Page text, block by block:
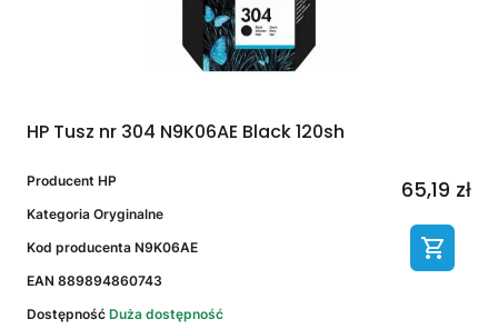
HP Tusz nr 304 N9K06AE Black 120sh
Producent HP
Kategoria Oryginalne
Kod producenta N9K06AE
EAN 889894860743
Dostępność Duża dostępność
65,19 zł